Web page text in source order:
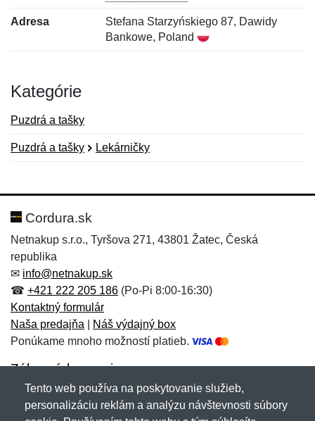
Adresa
Stefana Starzyńskiego 87, Dawidy
Bankowe, Poland
Kategórie
Puzdrá a tašky
Puzdrá a tašky Lekárničky
Hodnotenie:
Meno:*
E-mail:
Správa*
Meno:
E-mail:*
Správa*
Cordura.sk
Netnakup s.r.o., Tyršova 271, 43801 Žatec, Česká
republika
✉ info@netnakup.sk
☎ +421 222 205 186 (Po-Pi 8:00-16:30)
Kontaktný formulár
Naša predajňa
Náš výdajný box
Ponúkame mnoho možností platieb.
Zákaznícky servis
Novinky emailom
Tento web používa na poskytovanie služieb,
personalizáciu reklám a analýzu návštevnosti súbory